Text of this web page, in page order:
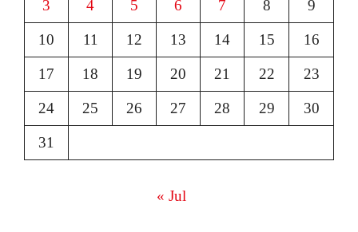
3 4 5 6 7 8 9
10 11 12 13 14 15 16
17 18 19 20 21 22 23
24 25 26 27 28 29 30
31
« Jul